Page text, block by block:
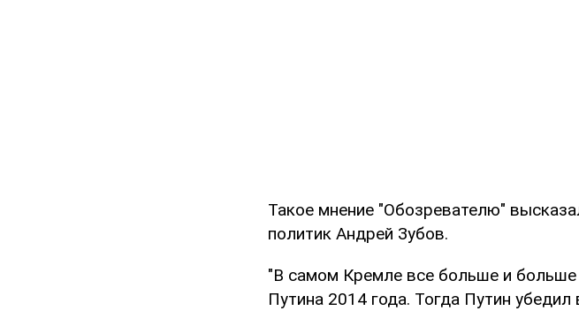
Такое мнение "Обозревателю"
политик Андрей Зубов.
"В самом Кремле все больше и
Путина 2014 года. Тогда Путин